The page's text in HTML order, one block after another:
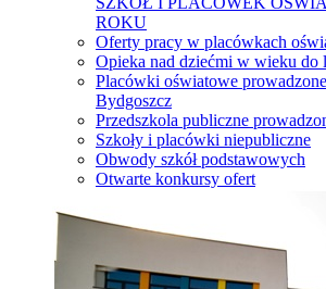
ROKU
Oferty pracy w placówkach
Opieka nad dziećmi w wieku do
Placówki oświatowe
Bydgoszcz
Przedszkola publiczne
Szkoły i placówki niepubliczne
Obwody szkół podstawowych
Otwarte konkursy ofert